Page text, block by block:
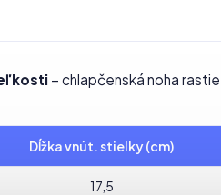
– chlapčenská noha
Dĺžka vnút. stielky (cm)
17,5